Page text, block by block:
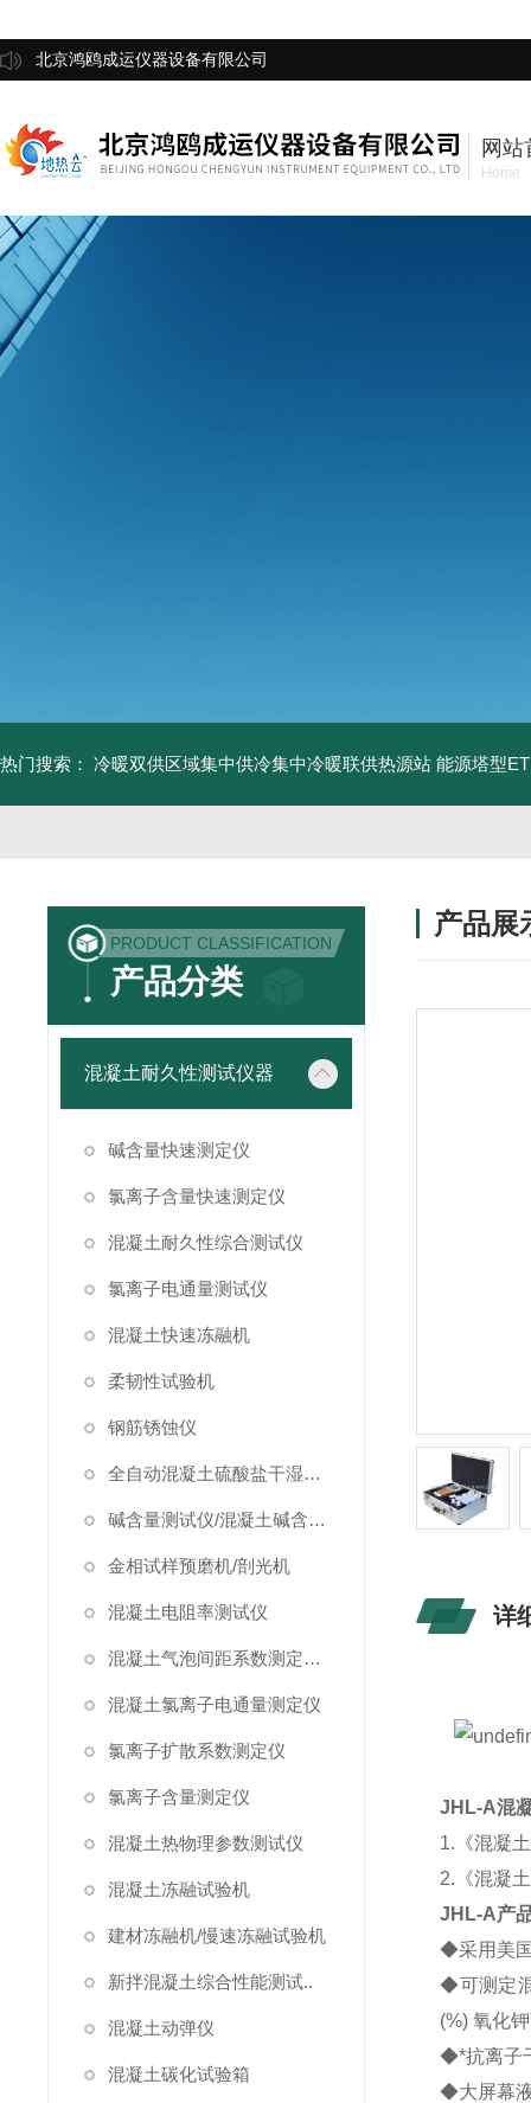
北京鸿鸥成运仪器设备有限公司
网站
Home
热门搜索： 冷暖双供区域集中供冷集中冷暖联供热源站 能源塔型
PRODUCT CLASSIFICATION
产品分类
混凝土耐久性测试仪器
碱含量快速测定仪
氯离子含量快速测定仪
混凝土耐久性综合测试仪
氯离子电通量测试仪
混凝土快速冻融机
柔韧性试验机
钢筋锈蚀仪
全自动混凝土硫酸盐干湿循环试验箱
碱含量测试仪/混凝土碱含量测试仪
金相试样预磨机/剖光机
混凝土电阻率测试仪
混凝土气泡间距系数测定仪/气泡仪
混凝土氯离子电通量测定仪
氯离子扩散系数测定仪
氯离子含量测定仪
混凝土热物理参数测试仪
混凝土冻融试验机
建材冻融机/慢速冻融试验机
新拌混凝土综合性能测试..
混凝土动弹仪
混凝土碳化试验箱
产品展
详
JHL-A混
1.《混凝
2.《混凝
JHL-A产
◆采用美
◆可测定
(%) 氧化
◆*抗离子
◆大屏幕